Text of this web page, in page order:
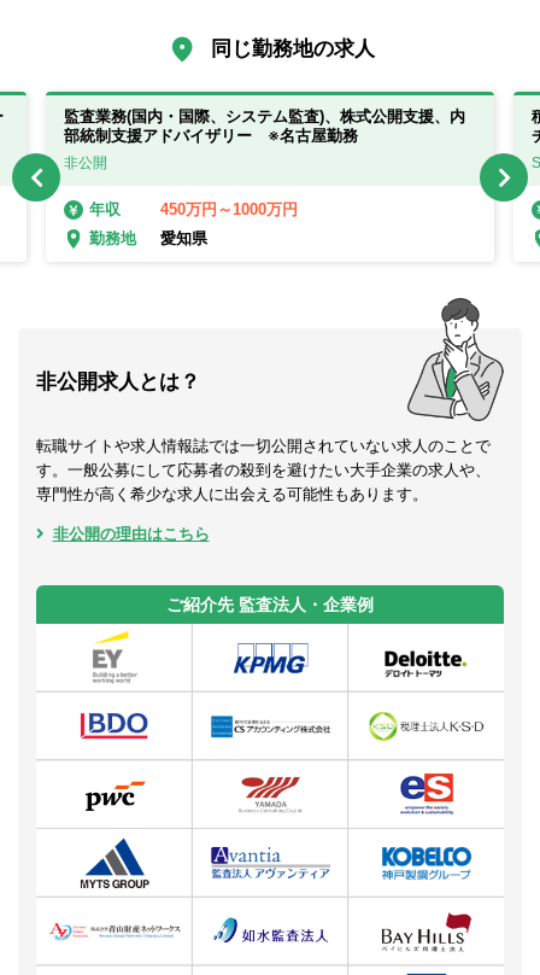
同じ勤務地の求人
監査業務(国内・国際、システム監査)、株式公開支援、内
部統制支援アドバイザリー ※名古屋勤務
非公開
年収
450万円～1000万円
勤務地
愛知県
非公開求人とは？
転職サイトや求人情報誌では一切公開されていない求人のことで
す。一般公募にして応募者の殺到を避けたい大手企業の求人や、
専門性が高く希少な求人に出会える可能性もあります。
非公開の理由はこちら
ご紹介先 監査法人・企業例